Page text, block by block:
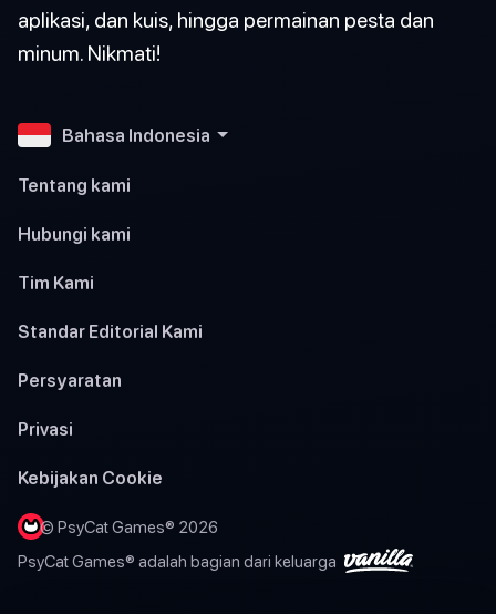
aplikasi, dan kuis, hingga permainan pesta dan
minum. Nikmati!
Bahasa Indonesia
Tentang kami
Hubungi kami
Tim Kami
Standar Editorial Kami
Persyaratan
Privasi
Kebijakan Cookie
© PsyCat Games® 2026
PsyCat Games® adalah bagian dari keluarga